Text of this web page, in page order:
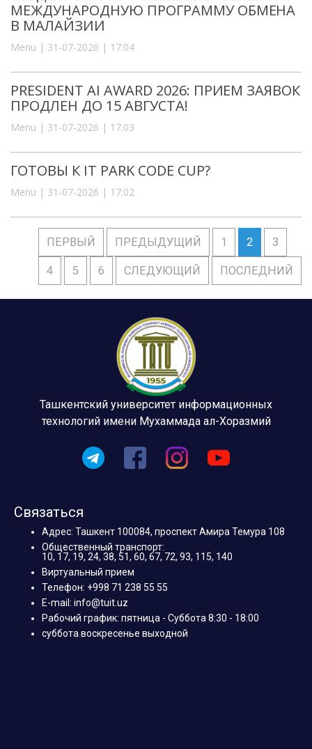
МЕЖДУНАРОДНУЮ ПРОГРАММУ ОБМЕНА
В МАЛАЙЗИИ
Menu | 31-07-2026 | 17:04
PRESIDENT AI AWARD 2026: ПРИЕМ ЗАЯВОК
ПРОДЛЕН ДО 15 АВГУСТА!
Menu | 31-07-2026 | 17:03
ГОТОВЫ К IT PARK CODE CUP?
Menu | 31-07-2026 | 17:02
ПЕРВЫЙ ПРЕДЫДУЩИЙ 1 2 3
4 5 6 СЛЕДУЮЩИЙ ПОСЛЕДНИЙ
Ташкентский университет информационных
технологий имени Мухаммада ал-Хоразмий
Связаться
Адрес: Ташкент 100084, проспект Амира Темура 108
Общественный транспорт:
10, 17, 19, 24, 38, 51, 60, 67, 72, 93, 115, 140
Виртуальный прием
Телефон: +998 71 238 55 55
E-mail: info@tuit.uz
Рабочий график: пятница - Суббота 8:30 - 18:00
суббота воскресенье выходной